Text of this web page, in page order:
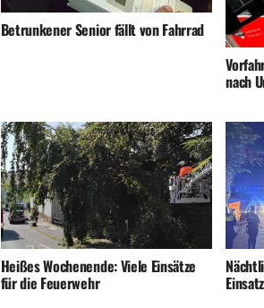
Betrunkener Senior fällt von Fahrrad
nach
Heißes Wochenende: Viele Einsätze
für die Feuerwehr